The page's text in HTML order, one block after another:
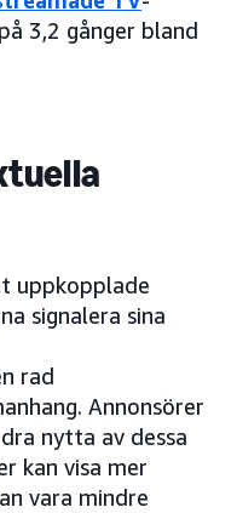
3,2 gånger bland
uppkopplade
signalera sina
rad
Annonsörer
nytta av dessa
kan visa mer
vara mindre